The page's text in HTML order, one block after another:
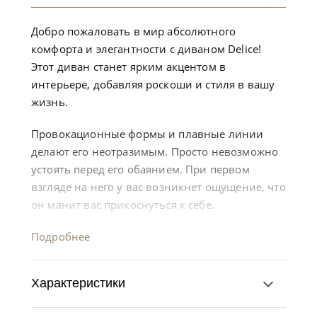
Добро пожаловать в мир абсолютного
комфорта и элегантности с диваном Delice!
Этот диван станет ярким акцентом в
интерьере, добавляя роскоши и стиля в вашу
жизнь.
Провокационные формы и плавные линии
делают его неотразимым. Просто невозможно
устоять перед его обаянием. При первом
взгляде на него у вас возникнет ощущение, что
он манит вас прикоснуться к себе.
Подробнее
Характеристики